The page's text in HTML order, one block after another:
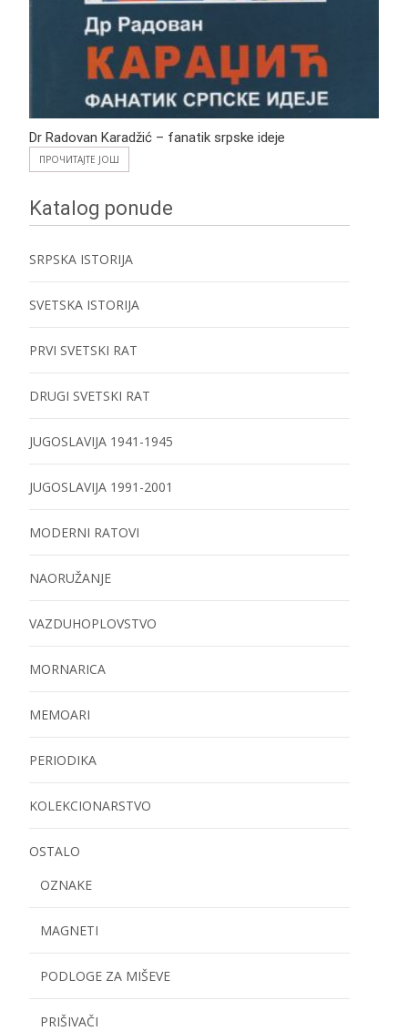
Dr Radovan Karadžić – fanatik srpske ideje
ПРОЧИТАЈТЕ ЈОШ
Katalog ponude
SRPSKA ISTORIJA
SVETSKA ISTORIJA
PRVI SVETSKI RAT
DRUGI SVETSKI RAT
JUGOSLAVIJA 1941-1945
JUGOSLAVIJA 1991-2001
MODERNI RATOVI
NAORUŽANJE
VAZDUHOPLOVSTVO
MORNARICA
MEMOARI
PERIODIKA
KOLEKCIONARSTVO
OSTALO
OZNAKE
MAGNETI
PODLOGE ZA MIŠEVE
PRIŠIVAČI